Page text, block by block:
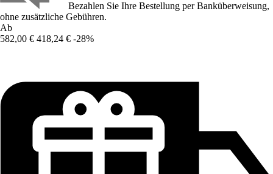
Bezahlen Sie Ihre Bestellung per Banküberweisung,
ohne zusätzliche Gebühren.
Ab
582,00 € 418,24 € -28%